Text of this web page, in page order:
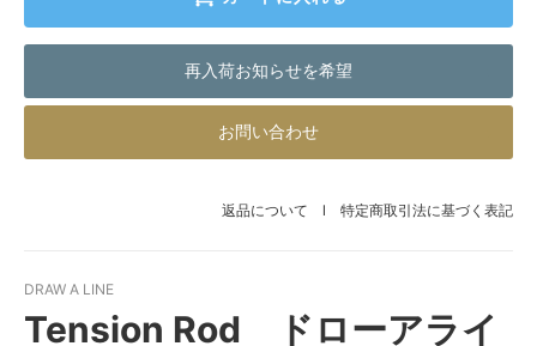
再入荷お知らせを希望
お問い合わせ
返品について l 特定商取引法に基づく表記
DRAW A LINE
Tension Rod ドローアライ